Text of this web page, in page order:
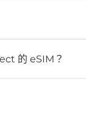
個配置檔。
的 eSIM？